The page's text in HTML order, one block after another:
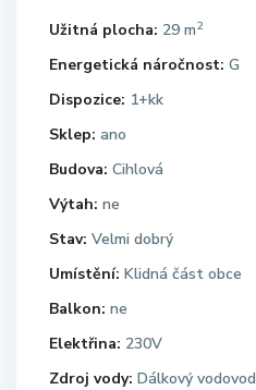
Užitná plocha: 29 m2
Energetická náročnost: G
Dispozice: 1+kk
Sklep: ano
Budova: Cihlová
Výtah: ne
Stav: Velmi dobrý
Umístění: Klidná část obce
Balkon: ne
Elektřina: 230V
Zdroj vody: Dálkový vodovod